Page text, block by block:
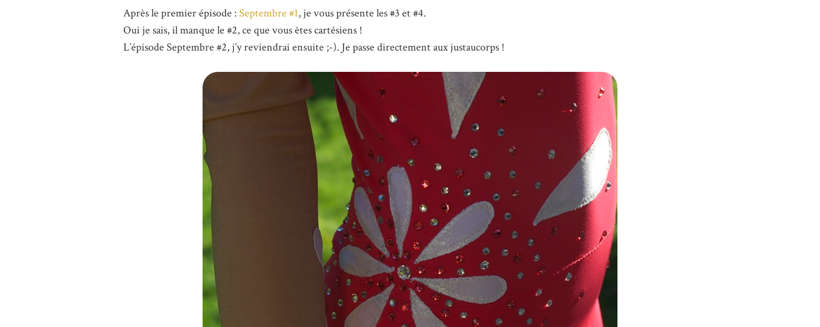
Après le premier épisode : Septembre #1, je vous présente les #3 et #4.
Oui je sais, il manque le #2, ce que vous êtes cartésiens !
L’épisode Septembre #2, j’y reviendrai ensuite ;-). Je passe directement aux justaucorps !